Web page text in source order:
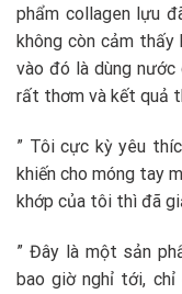
phẩm collagen lựu
không còn cảm thấy
vào đó là dùng nước
rất thơm và kết quả
” Tôi cực kỳ yêu
khiến cho móng tay
khớp của tôi thì đã
” Đây là một sản
bao giờ nghỉ tới,